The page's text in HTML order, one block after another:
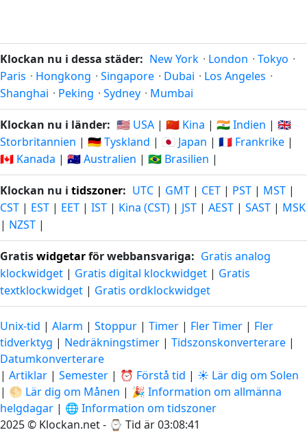
Klockan nu i dessa städer: New York · London · Tokyo ·
Paris · Hongkong · Singapore · Dubai · Los Angeles ·
Shanghai · Peking · Sydney · Mumbai
Klockan nu i länder: 🇺🇸 USA | 🇨🇳 Kina | 🇮🇳 Indien | 🇬🇧
Storbritannien | 🇩🇪 Tyskland | 🇯🇵 Japan | 🇫🇷 Frankrike |
🇨🇦 Kanada | 🇦🇺 Australien | 🇧🇷 Brasilien |
Klockan nu i tidszoner: UTC | GMT | CET | PST | MST |
CST | EST | EET | IST | Kina (CST) | JST | AEST | SAST | MSK
| NZST |
Gratiswidgetarför webbansvariga: Gratis analog
klockwidget | Gratis digital klockwidget | Gratis
textklockwidget | Gratis ordklockwidget
Unix-tid | Alarm | Stoppur | Timer | Fler Timer | Fler
tidverktyg | Nedräkningstimer | Tidszonskonverterare |
Datumkonverterare
| Artiklar | Semester | ⏰ Förstå tid | ☀️ Lär dig om Solen
| 🌕 Lär dig om Månen | 🎉 Information om allmänna
helgdagar | 🌐 Information om tidszoner
2025 © Klockan.net - ⌚ Tid är 03:08:42